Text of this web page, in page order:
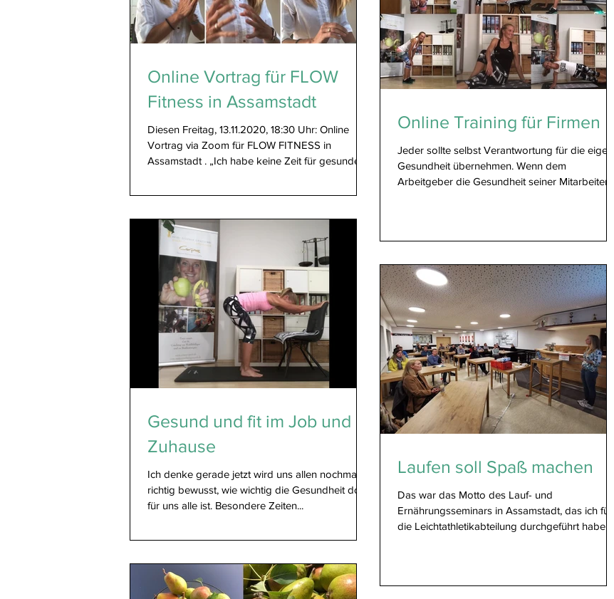
Online Vortrag für FLOW
Fitness in Assamstadt
Diesen Freitag, 13.11.2020, 18:30 Uhr: Online
Vortrag via Zoom für FLOW FITNESS in
Assamstadt . „Ich habe keine Zeit für gesunde...
Gesund und fit im Job und
Zuhause
Ich denke gerade jetzt wird uns allen nochmal
richtig bewusst, wie wichtig die Gesundheit doch
für uns alle ist. Besondere Zeiten...
Online Training für Firmen
Jeder sollte selbst Verantwortung für die eigene
Gesundheit übernehmen. Wenn dem
Arbeitgeber die Gesundheit seiner Mitarbeiter
Laufen soll Spaß machen
Das war das Motto des Lauf- und
Ernährungsseminars in Assamstadt, das ich für
die Leichtathletikabteilung durchgeführt habe,